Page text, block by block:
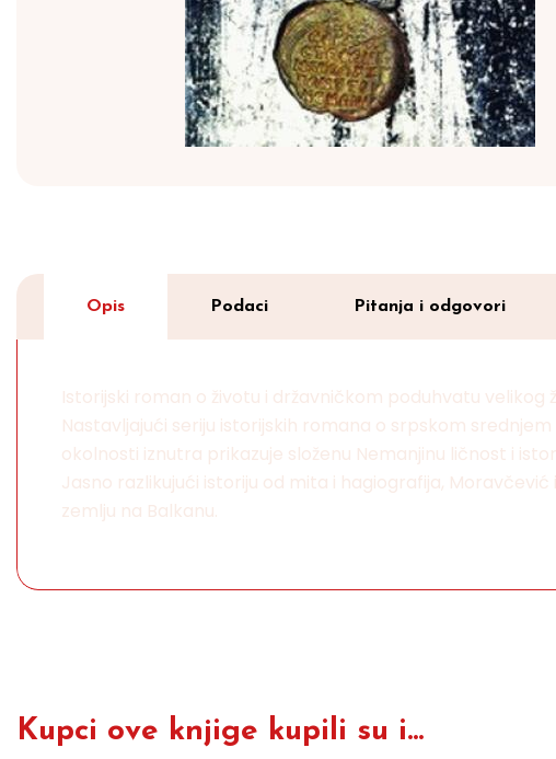
Opis Podaci Pitanja i odgovori
Istorijski roman o životu i državničkom poduhvatu velikog
Nastavljajući seriju istorijskih romana o srpskom
okolnosti iznutra prikazuje složenu Nemanjinu ličnost i
Jasno razlikujući istoriju od mita i hagiografija,
zemlju na Balkanu.
Kupci ove knjige kupili su i...